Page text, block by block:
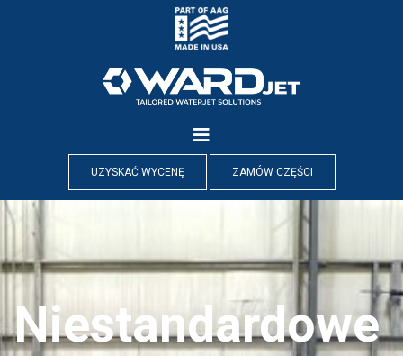
UZYSKAĆ WYCENĘ ZAMÓW CZĘŚCI
Niestandardowe